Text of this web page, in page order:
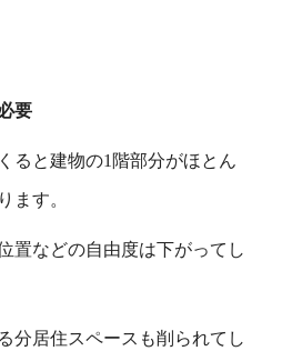
要
ると建物の1階部分がほとん
ます。
置などの自由度は下がってし
分居住スペースも削られてし